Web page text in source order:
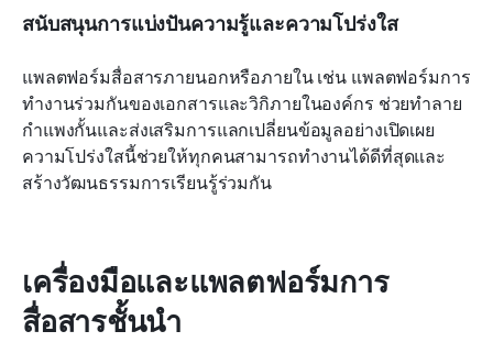
สนับสนุนการแบ่งปันความรู้และความโปร่งใส
แพลตฟอร์มสื่อสารภายนอกหรือภายใน เช่น แพลตฟอร์มการ
ทำงานร่วมกันของเอกสารและวิกิภายในองค์กร ช่วยทำลาย
กำแพงกั้นและส่งเสริมการแลกเปลี่ยนข้อมูลอย่างเปิดเผย
ความโปร่งใสนี้ช่วยให้ทุกคนสามารถทำงานได้ดีที่สุดและ
สร้างวัฒนธรรมการเรียนรู้ร่วมกัน
เครื่องมือและแพลตฟอร์มการ
สื่อสารชั้นนำ